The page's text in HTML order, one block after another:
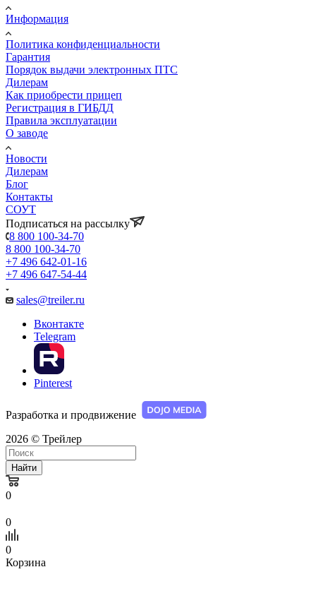
Информация
Политика конфиденциальности
Гарантия
Порядок выдачи электронных ПТС
Дилерам
Как приобрести прицеп
Регистрация в ГИБДД
Правила эксплуатации
О заводе
Новости
Дилерам
Блог
Контакты
СОУТ
Подписаться на рассылку
8 800 100-34-70
8 800 100-34-70
+7 496 642-01-16
+7 496 647-54-44
sales@treiler.ru
Вконтакте
Telegram
Pinterest
Разработка и продвижение
2026 © Трейлер
Найти
0
0
0
Корзина